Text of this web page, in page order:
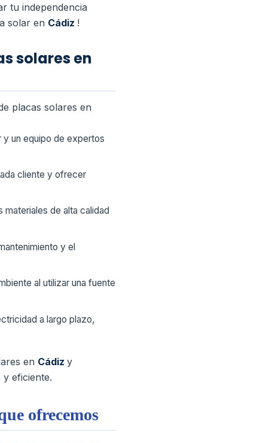
tu independencia
solar en Cádiz !
solares en
placas solares en
y un equipo de expertos
cliente y ofrecer
de alta calidad
y el
al utilizar una fuente
a largo plazo,
en Cádiz y
eficiente.
ofrecemos